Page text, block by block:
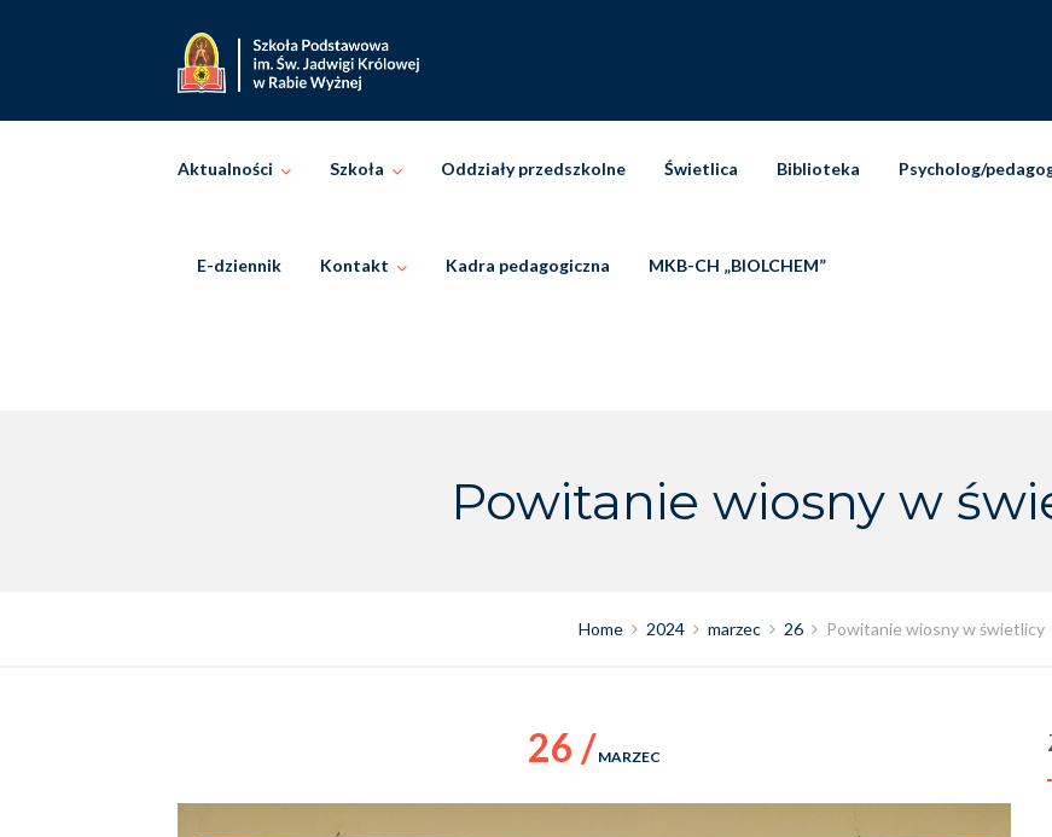
Aktualności Szkoła Oddziały przedszkolne Świetlica Biblioteka Psycholog/
E-dziennik Kontakt Kadra pedagogiczna MKB-CH „BIOLCHEM”
Powitanie wiosny w
Home 2024 marzec 26 Powitanie wiosny w świetlicy
26 / MARZEC